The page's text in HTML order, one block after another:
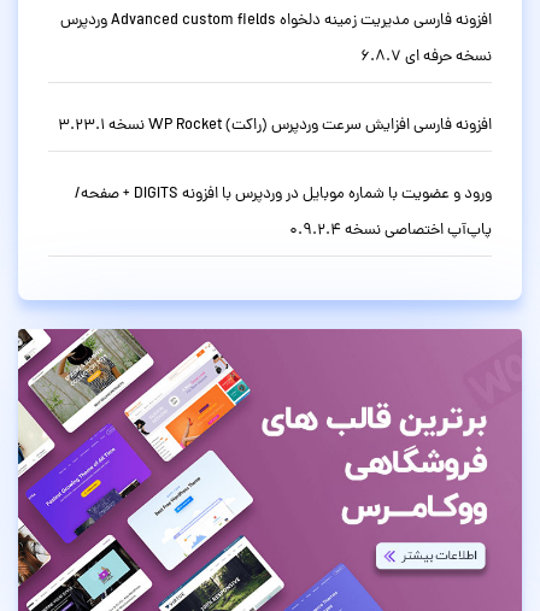
افزونه فارسی مدیریت زمینه دلخواه Advanced custom fields وردپرس
نسخه حرفه ای 6.8.7
افزونه فارسی افزایش سرعت وردپرس (راکت) WP Rocket نسخه 3.23.1
ورود و عضویت با شماره موبایل در وردپرس با افزونه DIGITS + صفحه/
پاپ‌آپ اختصاصی نسخه 0.9.2.4